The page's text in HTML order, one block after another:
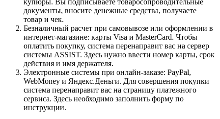
документы, вносите денежные средства, получаете
товар и чек.
Безналичный расчет при самовывозе или оформлении в
интернет-магазине: карты Visa и MasterCard. Чтобы
оплатить покупку, система перенаправит вас на сервер
системы ASSIST. Здесь нужно ввести номер карты, срок
действия и имя держателя.
Электронные системы при онлайн-заказе: PayPal,
WebMoney и Яндекс.Деньги. Для совершения покупки
система перенаправит вас на страницу платежного
сервиса. Здесь необходимо заполнить форму по
инструкции.